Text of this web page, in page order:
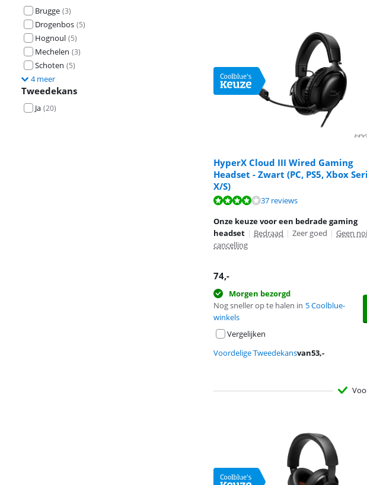
Brugge (3)
Drogenbos (5)
Hognoul (5)
Mechelen (3)
Schoten (5)
4 meer
Tweedekans
Ja (20)
HyperX Cloud III Wired Gaming
Headset - Zwart (PC, PS5, Xbox
X/S)
Beoordeling is 8,2 van de 10, gebaseerd op
37 reviews
Onze keuze voor een bedrade gaming
headset | Bedraad | Zeer goed | Geen
cancelling
74,-
Morgen bezorgd
Nog sneller op te halen in 5 Coolblue-
winkels
Vergelijken
Voordelige Tweedekansvan53,-
Beoordeling is 9,3 van de 10, gebaseerd op
Beoordeling is 8,4 van de 10, gebaseerd op